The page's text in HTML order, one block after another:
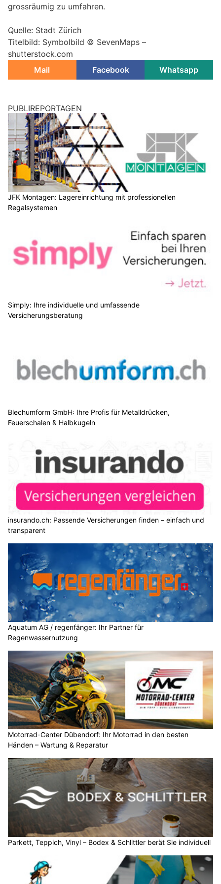
grossräumig zu umfahren.
Quelle: Stadt Zürich
Titelbild: Symbolbild © SevenMaps –
shutterstock.com
Mail
Facebook Whatsapp
PUBLIREPORTAGEN
JFK Montagen: Lagereinrichtung mit professionellen
Regalsystemen
Simply: Ihre individuelle und umfassende
Versicherungsberatung
Blechumform GmbH: Ihre Profis für Metalldrücken,
Feuerschalen & Halbkugeln
insurando.ch: Passende Versicherungen finden – einfach und
transparent
Aquatum AG / regenfänger: Ihr Partner für
Regenwassernutzung
Motorrad-Center Dübendorf: Ihr Motorrad in den besten
Händen – Wartung & Reparatur
Parkett, Teppich, Vinyl – Bodex & Schlittler berät Sie individuell